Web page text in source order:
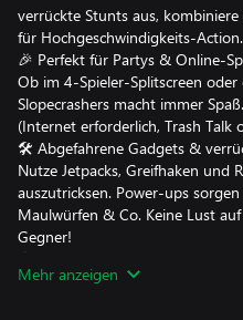
verrückte Stunts aus,
für Hochgeschwindigkeits-Action.
🎉 Perfekt für Partys & Online-
Ob im 4-Spieler-Splitscreen
Slopecrashers macht immer
(Internet erforderlich, Trash Talk
🛠 Abgefahrene Gadgets &
Nutze Jetpacks, Greifhaken und
auszutricksen. Power-ups
Maulwürfen & Co. Keine Lust
Gegner!
🌎 Mehr als nur Schnee
Rase durch Schneegipfel,
Mehr anzeigen